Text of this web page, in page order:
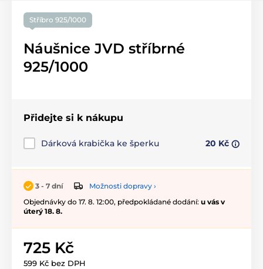
Stříbro 925/1000
Náušnice JVD stříbrné
925/1000
Přidejte si k nákupu
Dárková krabička ke šperku 20 Kč
3 - 7 dní
Možnosti dopravy ›
Objednávky do 17. 8. 12:00, předpokládané dodání: u vás v
úterý 18. 8.
725 Kč
599 Kč bez DPH